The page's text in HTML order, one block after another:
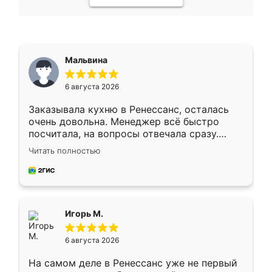
Мальвина
6 августа 2026
Заказывала кухню в Ренессанс, осталась
очень довольна. Менеджер всё быстро
посчитала, на вопросы отвечала сразу.
Замерщик приехал в субботу, подошёл к
делу со всей ответственностью. Собрали
за день, ребята работали аккуратно, даже
Читать полностью
Игорь М.
6 августа 2026
На самом деле в Ренессанс уже не первый